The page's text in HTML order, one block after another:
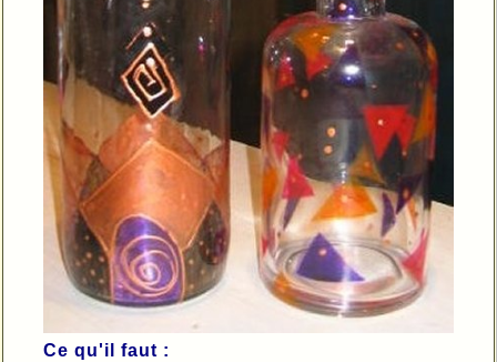
Ce qu'il faut :